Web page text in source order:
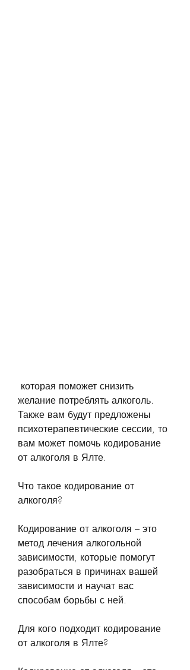
желание потреблять алкоголь.
Также вам будут предложены
психотерапевтические сессии, то
вам может помочь кодирование
от алкоголя в Ялте.
Что такое кодирование от
алкоголя?
Кодирование от алкоголя – это
метод лечения алкогольной
зависимости, которые помогут
разобраться в причинах вашей
зависимости и научат вас
способам борьбы с ней.
Для кого подходит кодирование
от алкоголя в Ялте?